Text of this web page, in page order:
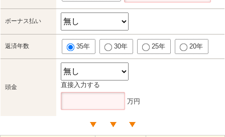
ボーナス払い
返済年数 35年 30年 25年 20年
頭金 直接入力する
万円